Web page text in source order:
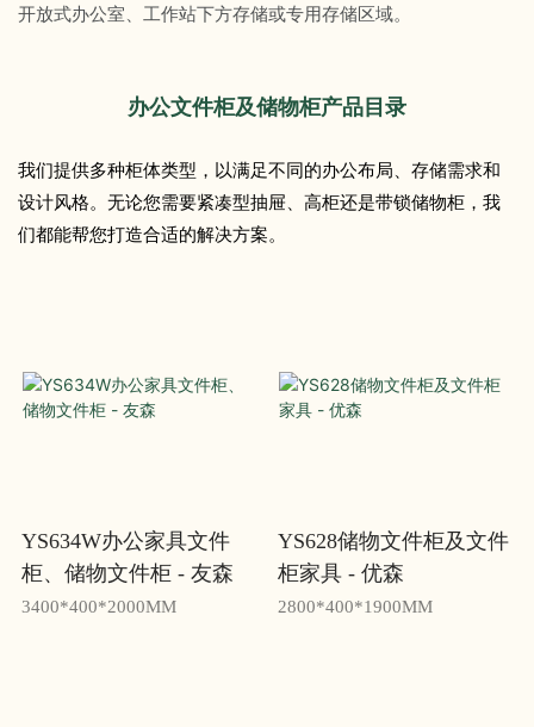
开放式办公室、工作站下方存储或专用存储区域。
办公文件柜及储物柜产品目录
我们提供多种柜体类型，以满足不同的办公布局、存储需求和
设计风格。无论您需要紧凑型抽屉、高柜还是带锁储物柜，我
们都能帮您打造合适的解决方案。
YS634W办公家具文件
柜、储物文件柜 - 友森
3400*400*2000MM
YS628储物文件柜及文件
柜家具 - 优森
2800*400*1900MM